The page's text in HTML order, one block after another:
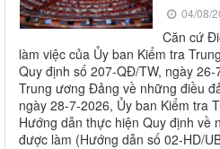
04/08/
Căn cứ
làm việc của Ủy ban Kiểm tra
Quy định số 207-QĐ/TW, ngày
Trung ương Đảng về những điều
ngày 28-7-2026, Ủy ban Kiểm tra
Hướng dẫn thực hiện Quy định về
được làm (Hướng dẫn số 02-HD/